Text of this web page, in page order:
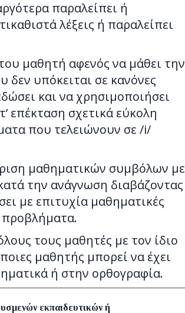
παραλείπει ή
λέξεις ή παραλείπει
μαθητή αφενός να μάθει την
δεν υπόκειται σε κανόνες
και να χρησιμοποιήσει
επέκταση σχετικά εύκολη
που τελειώνουν σε /i/
μαθηματικών συμβόλων με
την ανάγνωση διαβάζοντας
με επιτυχία μαθηματικές
προβλήματα.
τους μαθητές με τον ίδιο
μαθητής μπορεί να έχει
ή στην ορθογραφία.
εκπαιδευτικών ή